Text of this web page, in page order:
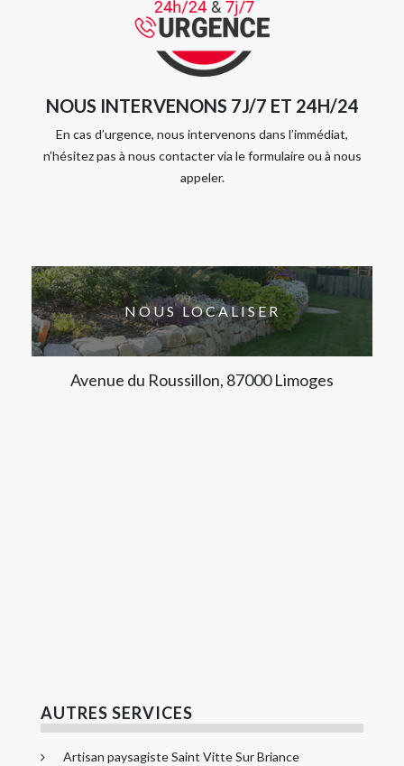
NOUS INTERVENONS 7J/7 ET 24H/24
En cas d’urgence, nous intervenons dans l’immédiat,
n’hésitez pas à nous contacter via le formulaire ou à nous
appeler.
NOUS LOCALISER
Avenue du Roussillon, 87000 Limoges
AUTRES SERVICES
Artisan paysagiste Saint Vitte Sur Briance